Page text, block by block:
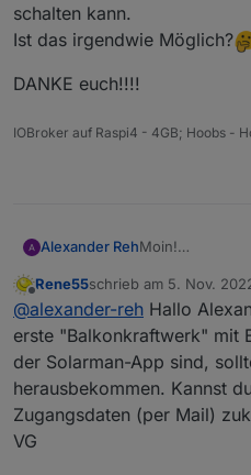
schalten kann.
Ist das irgendwie Möglich?
DANKE euch!!!!
IOBroker auf Raspi4 - 4GB; Hoobs -
Alexander RehMoin!
und finde den
Mir fehlt leider
Der abgefragte
Batterie
Batterie ist und
Ist das
DANKE euch!!!!
Offline
Rene55schrieb am 5. Nov.
zuletzt editiert von
@alexander-reh Hallo
erste "Balkonkraftwerk" mit
der Solarman-App sind,
herausbekommen. Kannst
Zugangsdaten (per Mail)
VG